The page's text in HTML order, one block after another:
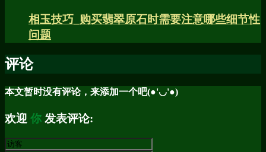
相玉技巧_购买翡翠原石时需要注意哪些细节性
问题
评论
本文暂时没有评论，来添加一个吧(●'◡'●)
欢迎 你 发表评论: